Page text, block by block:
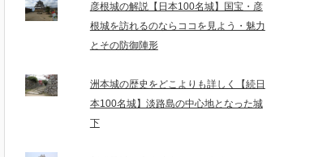
彦根城の解説【日本100名城】国宝・彦
根城を訪れるのならココを見よう・魅力
とその防御陣形
洲本城の歴史をどこよりも詳しく【続日
本100名城】淡路島の中心地となった城
下